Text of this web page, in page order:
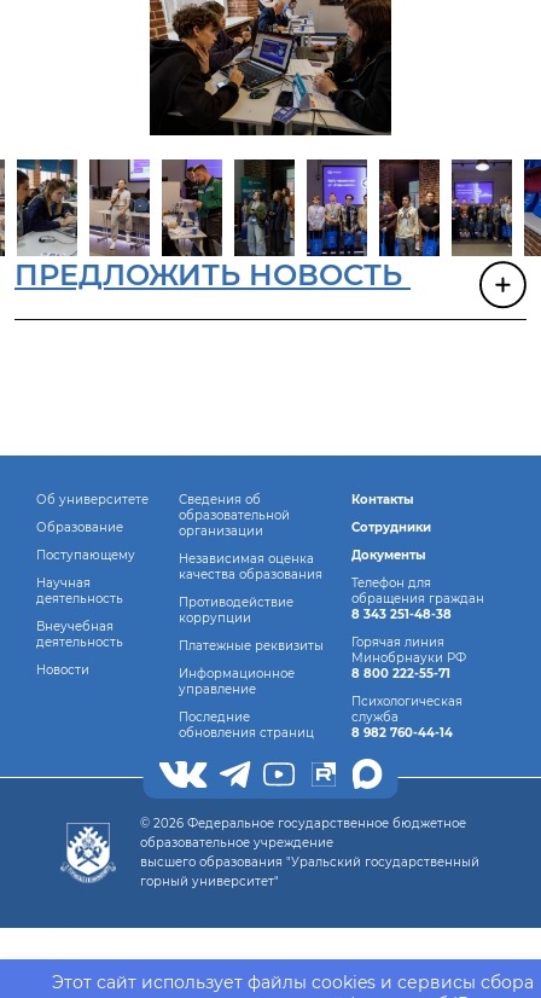
Этот сайт использует файлы cookies и сервисы сбора
ПРЕДЛОЖИТЬ НОВОСТЬ
Об университете
Образование
Поступающему
Научная
деятельность
Внеучебная
деятельность
Новости
Сведения об
образовательной
организации
Независимая оценка
качества образования
Противодействие
коррупции
Платежные реквизиты
Информационное
управление
Последние
обновления страниц
Контакты
Сотрудники
Документы
Телефон для
обращения граждан
8 343 251-48-38
Горячая линия
Минобрнауки РФ
8 800 222-55-71
Психологическая
служба
8 982 760-44-14
© 2026 Федеральное государственное бюджетное
образовательное учреждение
высшего образования "Уральский государственный
горный университет"